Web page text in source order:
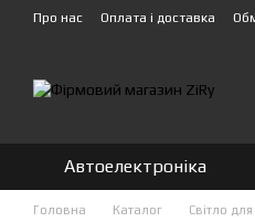
Перейти до основного контенту
Про нас Оплата і доставка
Автоелектроніка
Головна Каталог Світло